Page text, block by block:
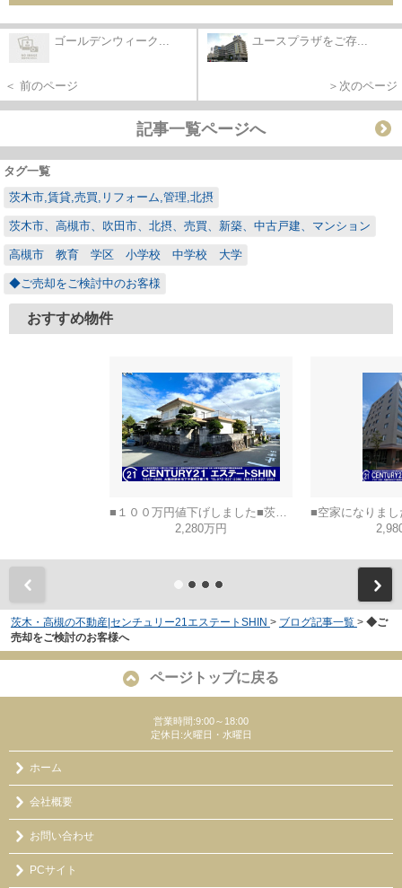
ゴールデンウィーク...
＜ 前のページ
ユースプラザをご存...
＞次のページ
記事一覧ページへ
タグ一覧
茨木市,賃貸,売買,リフォーム,管理,北摂
茨木市、高槻市、吹田市、北摂、売買、新築、中古戸建、マンション
高槻市 教育 学区 小学校 中学校 大学
◆ご売却をご検討中のお客様
おすすめ物件
■１００万円値下げしました■茨木市山手台五丁目
2,280万円
茨木・高槻の不動産|センチュリー21エステートSHIN > ブログ記事一覧 > ◆ご
売却をご検討のお客様へ
ページトップに戻る
営業時間:9:00～18:00
定休日:火曜日・水曜日
ホーム
会社概要
お問い合わせ
PCサイト